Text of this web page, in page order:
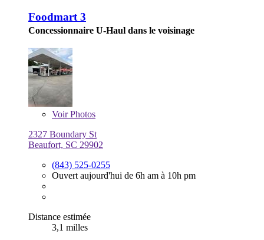
Foodmart 3
Concessionnaire U-Haul dans le voisinage
VoirPhotos
2327 Boundary St
Beaufort, SC 29902
(843) 525-0255
Ouvert aujourd'hui de 6h am à 10h pm
Distance estimée
3,1 milles